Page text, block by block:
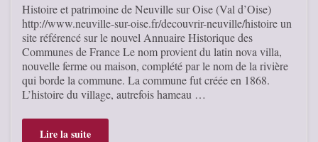
Histoire et patrimoine de Neuville sur Oise (Val d’Oise)
http://www.neuville-sur-oise.fr/decouvrir-neuville/histoire un
site référencé sur le nouvel Annuaire Historique des
Communes de France Le nom provient du latin nova villa,
nouvelle ferme ou maison, complété par le nom de la rivière
qui borde la commune. La commune fut créée en 1868.
L’histoire du village, autrefois hameau …
Lire la suite